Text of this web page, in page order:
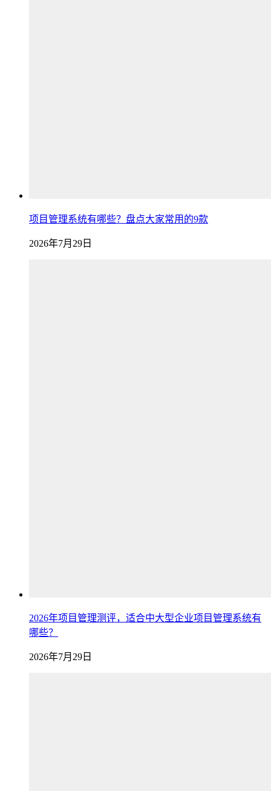
项目管理系统有哪些？盘点大家常用的9款
2026年7月29日
2026年项目管理测评，适合中大型企业项目管理系统有
哪些？
2026年7月29日